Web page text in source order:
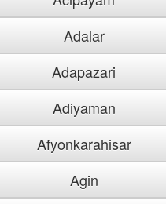
Adalar
Adapazari
Adiyaman
Afyonkarahisar
Agin